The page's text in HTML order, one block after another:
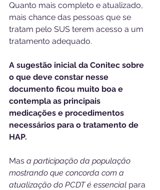
Quanto mais completo e atualizado,
mais chance das pessoas que se
tratam pelo SUS terem acesso a um
tratamento adequado.
A sugestão inicial da Conitec sobre
o que deve constar nesse
documento ficou muito boa e
contempla as principais
medicações e procedimentos
necessários para o tratamento de
HAP.
Mas a participação da população
mostrando que concorda com a
atualização do PCDT é essencial para